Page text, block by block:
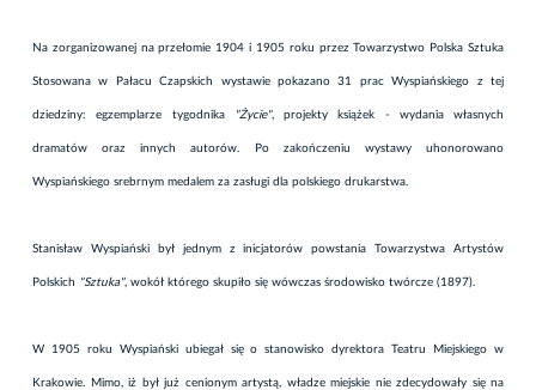
Na zorganizowanej na przełomie 1904 i 1905 roku przez Towarzystwo Polska Sztuka
Stosowana w Pałacu Czapskich wystawie pokazano 31 prac Wyspiańskiego z tej
dziedziny: egzemplarze tygodnika "Życie", projekty książek - wydania własnych
dramatów oraz innych autorów. Po zakończeniu wystawy uhonorowano
Wyspiańskiego srebrnym medalem za zasługi dla polskiego drukarstwa.
Stanisław Wyspiański był jednym z inicjatorów powstania Towarzystwa Artystów
Polskich "Sztuka", wokół którego skupiło się wówczas środowisko twórcze (1897).
W 1905 roku Wyspiański ubiegał się o stanowisko dyrektora Teatru Miejskiego w
Krakowie. Mimo, iż był już cenionym artystą, władze miejskie nie zdecydowały się na